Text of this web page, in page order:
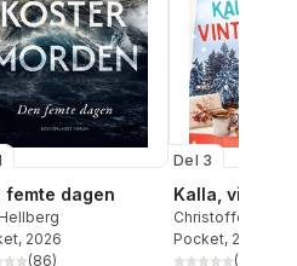
femte dagen
, 2026
(86)
Del 3
Kalla, vita
Christoffer Holst
Pocket, 2021
(